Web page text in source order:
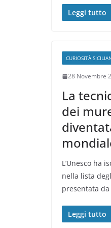
Leggi tutto
CURIOSITÀ
28 Novembre
La
dei
L’Unesco ha
nella lista
presentata
Leggi tutto